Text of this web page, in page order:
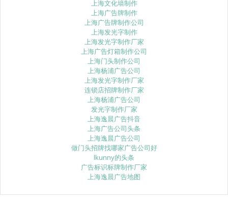
上海文化墙制作
上海广告牌制作
上海广告牌制作公司
上海发光字制作
上海发光字制作厂家
上海广告灯箱制作公司
上海门头制作公司
上海杨浦广告公司
上海发光字制作厂家
连锁店招牌制作厂家
上海杨浦广告公司
发光字制作厂家
上海逸晨广告抖音
上海广告公司头条
上海逸晨广告公司
做门头招牌找哪家广告公司好
lkunny的头条
广告标识标牌制作厂家
上海逸晨广告地图